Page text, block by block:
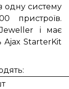
одну систему
пристроїв.
і має
Ajax StarterKit